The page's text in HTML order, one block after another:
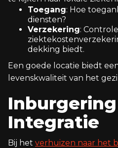
Toegang: Hoe
diensten?
Verzekering:
dekking biedt.
Een goede locatie biedt
levenskwaliteit van het
Integratie
Bij het verhuizen naar het